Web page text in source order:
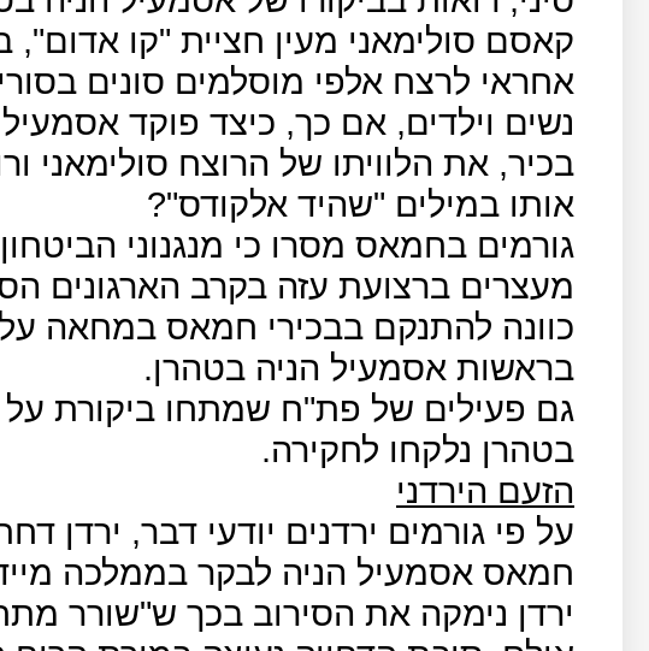
קאסם סולימאני מעין חציית "קו אדום",
אחראי לרצח אלפי מוסלמים סונים
נשים וילדים, אם כך, כיצד פוקד
בכיר, את הלוויתו של הרוצח סולימאני
אותו במילים "שהיד אלקודס"?
גורמים בחמאס מסרו כי מנגנוני
מעצרים ברצועת עזה בקרב הארגונים
כוונה להתנקם בבכירי חמאס במחאה
בראשות אסמעיל הניה בטהרן.
גם פעילים של פת"ח שמתחו ביקורת על
בטהרן נלקחו לחקירה.
הזעם הירדני
על פי גורמים ירדנים יודעי דבר, ירדן
חמאס אסמעיל הניה לבקר בממלכה מייד
ירדן נימקה את הסירוב בכך ש"שורר